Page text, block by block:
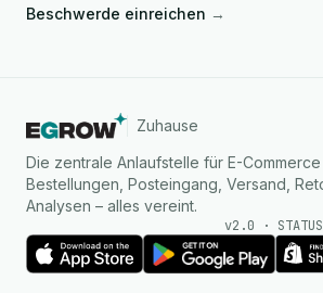
Beschwerde einreichen →
Zuhause
Die zentrale Anlaufstelle für E-
Bestellungen, Posteingang, Versand,
Analysen – alles vereint.
v2.0 ·